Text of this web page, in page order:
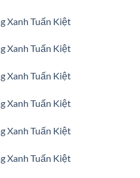
Xanh Tuấn Kiệt
Xanh Tuấn Kiệt
Xanh Tuấn Kiệt
Xanh Tuấn Kiệt
Xanh Tuấn Kiệt
Xanh Tuấn Kiệt